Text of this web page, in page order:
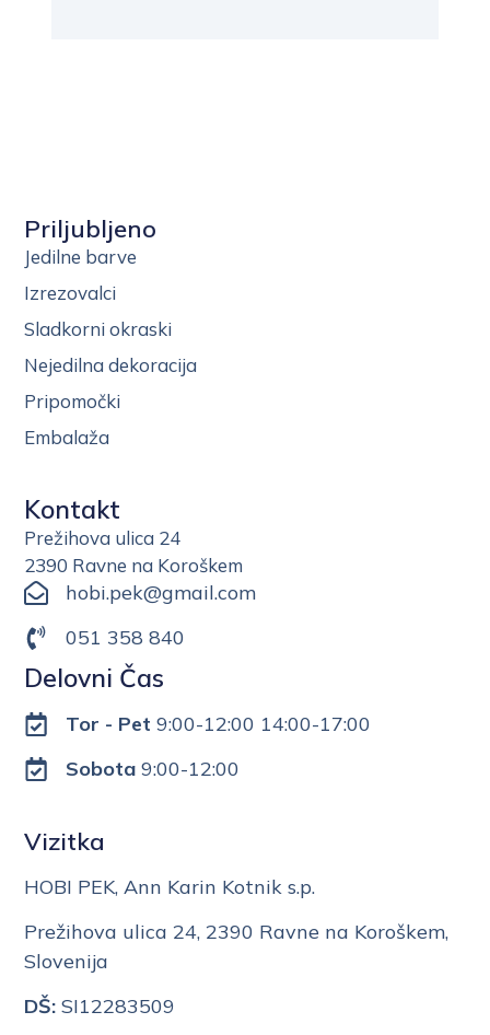
Priljubljeno
Jedilne barve
Izrezovalci
Sladkorni okraski
Nejedilna dekoracija
Pripomočki
Embalaža
Kontakt
Prežihova ulica 24
2390 Ravne na Koroškem
hobi.pek@gmail.com
051 358 840
Delovni Čas
Tor - Pet 9:00-12:00 14:00-17:00
Sobota9:00-12:00
Vizitka
HOBI PEK, Ann Karin Kotnik s.p.
Prežihova ulica 24, 2390 Ravne na Koroškem,
Slovenija
DŠ: SI12283509